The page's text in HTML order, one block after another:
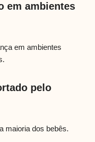
em ambientes
em ambientes
pelo
maioria dos bebês.